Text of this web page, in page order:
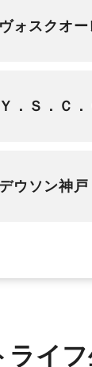
ヴォスクオー
Ｙ．Ｓ．Ｃ
デウソン神戸
ライ